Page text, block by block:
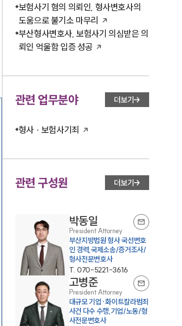
보험사기 혐의 의뢰인, 형사변호사의
도움으로 불기소 마무리
부산형사변호사, 보험사기 의심받은 의
뢰인 억울함 입증 성공
관련 업무분야 더보기
형사 · 보험사기죄
관련 구성원 더보기
박동일
President Attorney
부산지방법원 형사 국선변호
인 경력,국제소송/증거조사/
형사전문변호사
T. 070-5221-3616
고병준
President Attorney
대규모 기업·화이트칼라범죄
사건 다수 수행,기업/노동/형
사전문변호사